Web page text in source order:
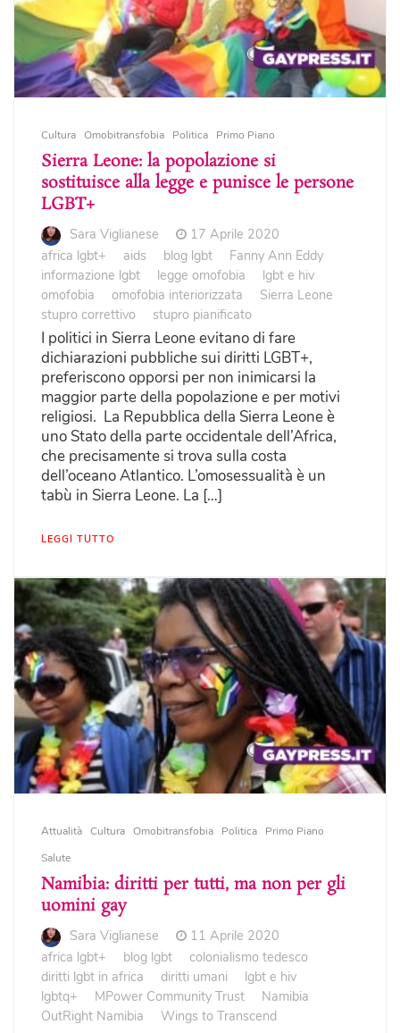
Cultura Omobitransfobia Politica Primo Piano
Sierra Leone: la popolazione si
sostituisce alla legge e punisce le persone
LGBT+
Sara Viglianese
17 Aprile 2020
africa lgbt+
aids blog lgbt
Fanny Ann Eddy
informazione lgbt
legge omofobia
lgbt e hiv
omofobia
omofobia interiorizzata
Sierra Leone
stupro correttivo
stupro pianificato
I politici in Sierra Leone evitano di fare
dichiarazioni pubbliche sui diritti LGBT+,
preferiscono opporsi per non inimicarsi la
maggior parte della popolazione e per motivi
religiosi. La Repubblica della Sierra Leone è
uno Stato della parte occidentale dell’Africa,
che precisamente si trova sulla costa
dell’oceano Atlantico. L’omosessualità è un
tabù in Sierra Leone. La […]
LEGGI TUTTO
Attualità Cultura Omobitransfobia Politica
Primo Piano
Salute
Namibia: diritti per tutti, ma non per gli
uomini gay
Sara Viglianese
11 Aprile 2020
africa lgbt+
blog lgbt
colonialismo tedesco
diritti lgbt in africa
diritti umani
lgbt e hiv
lgbtq+
MPower Community Trust
Namibia
OutRight Namibia
Wings to Transcend